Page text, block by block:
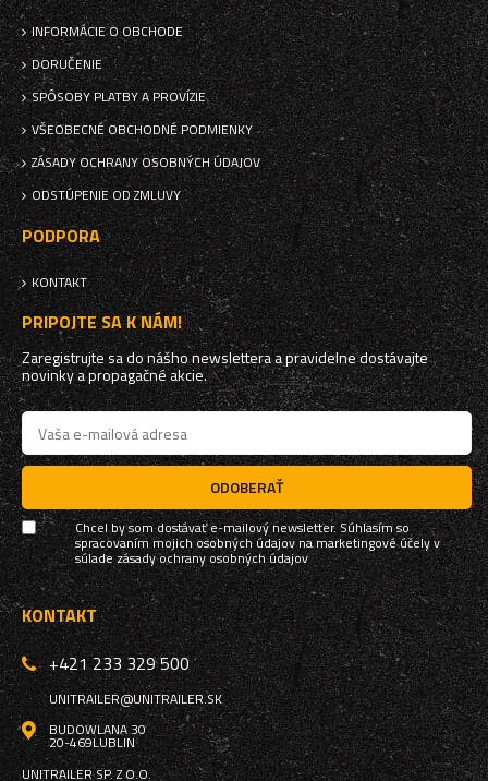
INFORMÁCIE O OBCHODE
DORUČENIE
SPÔSOBY PLATBY A PROVÍZIE
VŠEOBECNÉ OBCHODNÉ PODMIENKY
ZÁSADY OCHRANY OSOBNÝCH ÚDAJOV
ODSTÚPENIE OD ZMLUVY
PODPORA
KONTAKT
PRIPOJTE SA K NÁM!
Zaregistrujte sa do nášho newslettera a pravidelne dostávajte
novinky a propagačné akcie.
ODOBERAŤ
Chcel by som dostávať e-mailový newsletter. Súhlasím so
spracovaním mojich osobných údajov na marketingové účely v
súladezásady ochrany osobných údajov
KONTAKT
+421 233 329 500
UNITRAILER@UNITRAILER.SK
BUDOWLANA 30
20-469LUBLIN
UNITRAILER SP. Z O.O.